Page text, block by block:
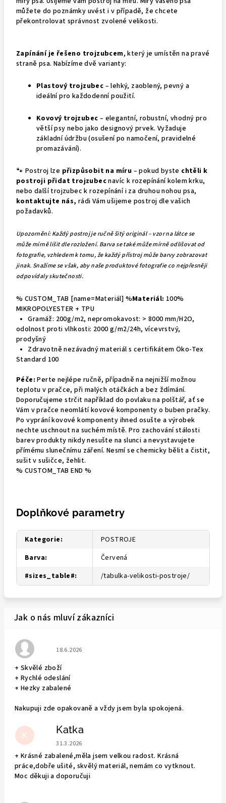
můžete do poznámky uvést i v případě, že chcete
překontrolovat správnost zvolené velikosti.
Zapínání je řešeno trojzubcem, který je umístěn na pravé
straně psa. Nabízíme dvě varianty:
Plastový trojzubec – lehký, zaoblený, pevný a
ideální pro každodenní použití.
Kovový trojzubec – elegantní, robustní, vhodný pro
větší psy nebo jako designový prvek. Vyžaduje
základní údržbu (osušení po namočení, pravidelné
promazávání).
🐾 Postroj lze přizpůsobit na míru – pokud byste chtěli k
postroji přidat trojzubecnavíc k rozepínání kolem krku,
nebo další trojzubec k rozepínání i za druhou nohou psa,
kontaktujte nás, rádi Vám ušijeme postroj dle vašich
požadavků.
Upozornění: Každý postroj je ručně šitý originál – vzor na látce se
může mírně lišit dle rozložení. Barva se také může mírně odlišovat od
fotografie, vzhledem k tomu, že každý přístroj může barvy zobrazovat
jinak. Snažíme se však, aby naše produktové fotografie co nejpřesněji
odpovídaly skutečnosti.
% CUSTOM_TAB [name=Materiál] %Materiál: 100%
MIKROPOLYESTER + TPU
• Gramáž: 200g/m2, nepromokavost: > 8000 mm/H2O,
odolnost proti vlhkosti: 2000 g/m2/24h, vícevrstvý,
prodyšný
• Zdravotně nezávadný materiál s certifikátem Öko-Tex
Standard 100
Péče: Perte nejlépe ručně, případně na nejnižší možnou
teplotu v pračce, při malých otáčkách a bez ždímání.
Doporučujeme strčit například do povlaku na polštář, ať se
Vám v pračce neomlátí kovové komponenty o buben pračky.
Po vyprání kovové komponenty ihned osušte a výrobek
nechte uschnout na suchém místě. Pro zachování stálosti
barev produkty nikdy nesušte na slunci a nevystavujete
přímému slunečnímu záření. Nesmí se chemicky bělit a čistit,
sušit v sušičce, žehlit.
% CUSTOM_TAB END %
Doplňkové parametry
Kategorie:
POSTROJE
Barva:
Červená
#sizes_table#: /tabulka-velikosti-postroje/
Hodnocení obchodu je 5 z 5 hvězdiček.
18.6.2026
+ Skvělé zboží
+ Rychlé odeslání
+ Hezky zabalené
Nakupuji zde opakovaně a vždy jsem byla spokojená.
K Katka
Hodnocení obchodu je 5 z 5 hvězdiček.
31.3.2026
+ Krásné zabalené,měla jsem velkou radost. Krásná
práce,dobře ušité, skvělý materiál, nemám co vytknout.
Moc děkuji a doporučuji